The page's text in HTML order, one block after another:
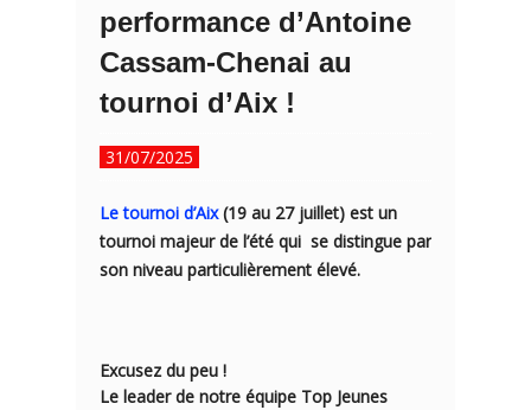
performance d’Antoine
Cassam-Chenai au
tournoi d’Aix !
31/07/2025
Le tournoi d’Aix(19 au 27 juillet) est un
tournoi majeur de l’été qui se distingue par
son niveau particulièrement élevé.
Excusez du peu !
Le leader de notre équipe Top Jeunes